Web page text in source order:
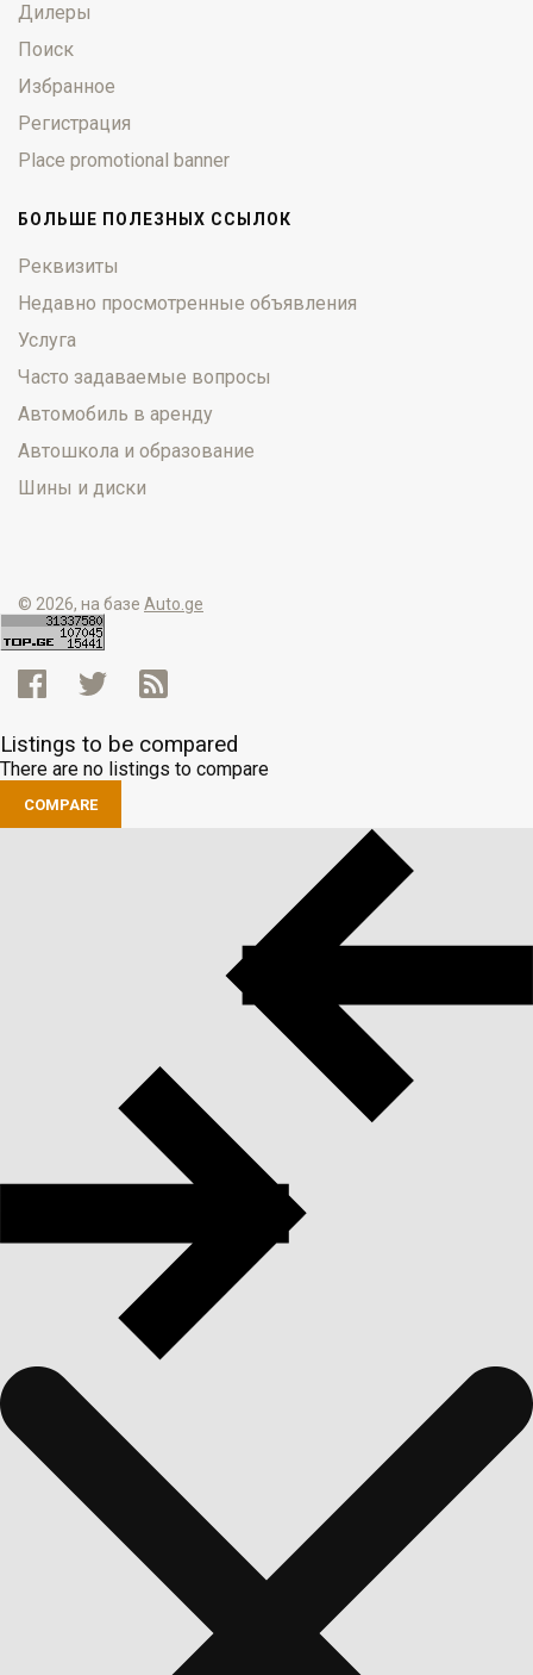
Дилеры
Поиск
Избранное
Регистрация
Place promotional banner
БОЛЬШЕ ПОЛЕЗНЫХ ССЫЛОК
Реквизиты
Недавно просмотренные объявления
Услуга
Часто задаваемые вопросы
Автомобиль в аренду
Автошкола и образование
Шины и диски
© 2026, на базе Auto.ge
Listings to be compared
There are no listings to compare
COMPARE